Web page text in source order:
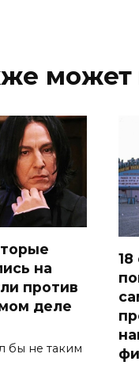
может
на
против
деле
бы не таким